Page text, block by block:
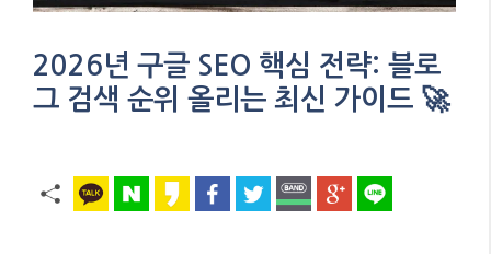
2026년 구글 SEO 핵심 전략: 블로
그 검색 순위 올리는 최신 가이드 🚀